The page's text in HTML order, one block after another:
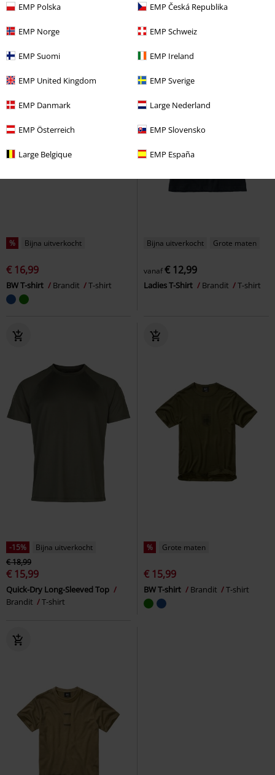
EMP Polska EMP Česká Republika
EMP Norge EMP Schweiz
EMP Suomi EMP Ireland
EMP United Kingdom EMP Sverige
EMP Danmark Large Nederland
EMP Österreich EMP Slovensko
Large Belgique EMP España
% Bijna uitverkocht
€ 16,99
BW T-shirt Brandit T-shirt
Bijna uitverkocht Grote maten
vanaf€ 12,99
Ladies T-Shirt Brandit T-shirt
-15%
Bijna uitverkocht
€ 18,99
€ 15,99
Quick-Dry Long-Sleeved Top
Brandit
T-shirt
% Grote maten
€ 15,99
BW T-shirt Brandit T-shirt